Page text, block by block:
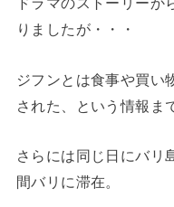
りましたが・・・
ジフンとは食事や買い
された、という情報
さらには同じ日にバリ
間バリに滞在。